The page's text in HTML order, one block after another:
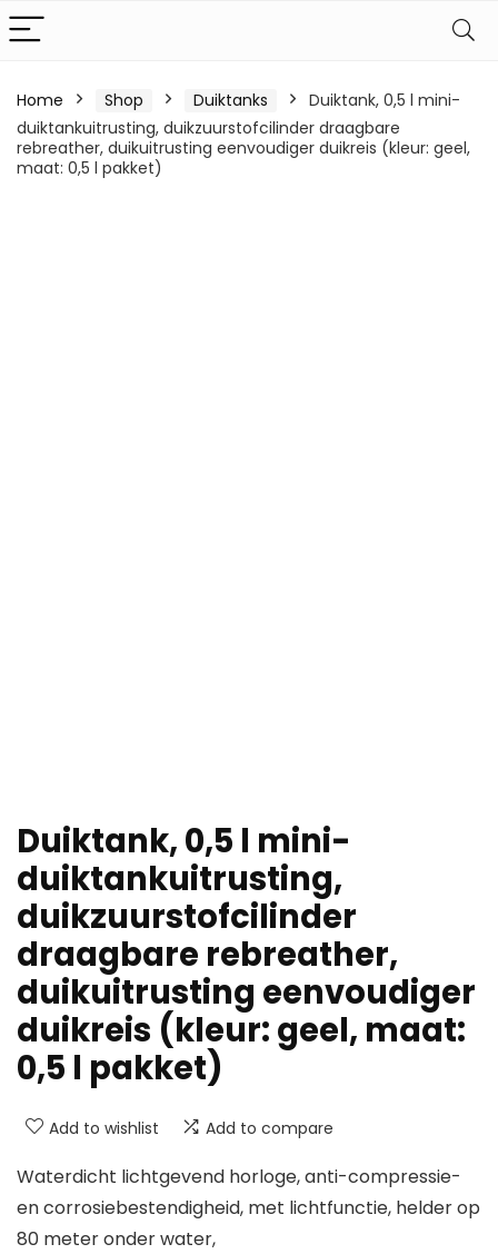
Home Shop Duiktanks
Duiktank, 0,5 l mini-
duiktankuitrusting, duikzuurstofcilinder draagbare
rebreather, duikuitrusting eenvoudiger duikreis (kleur: geel,
maat: 0,5 l pakket)
Duiktank, 0,5 l mini-
duiktankuitrusting,
duikzuurstofcilinder
draagbare rebreather,
duikuitrusting eenvoudiger
duikreis (kleur: geel, maat:
0,5 l pakket)
Add to wishlist Add to compare
Waterdicht lichtgevend horloge, anti-compressie-
en corrosiebestendigheid, met lichtfunctie, helder op
80 meter onder water,